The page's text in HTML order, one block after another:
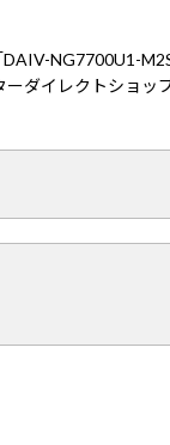
NG7700U1-
ダイレクトショッ